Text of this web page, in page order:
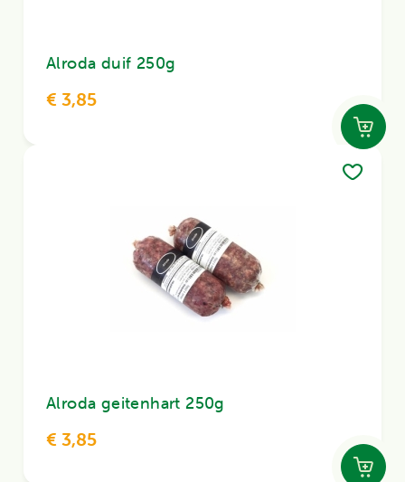
Alroda duif 250g
€ 3,85
Alroda geitenhart 250g
€ 3,85